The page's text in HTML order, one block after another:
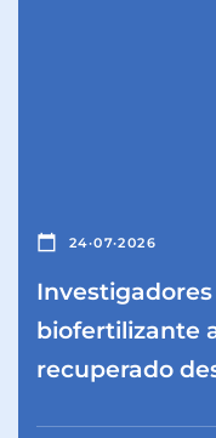
calendar_today 24·07·2026
biofertilizante
recuperado